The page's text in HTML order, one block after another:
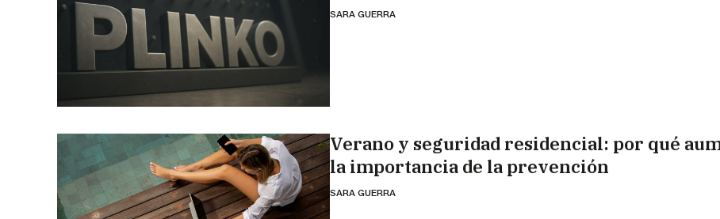
SARA GUERRA
Verano y seguridad residencial: por qué
la importancia de la prevención
SARA GUERRA